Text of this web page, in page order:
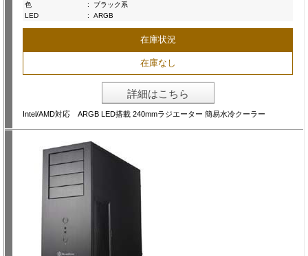
色
:
ブラック系
LED
: ARGB
在庫状況
在庫なし
詳細はこちら
Intel/AMD対応 ARGB LED搭載 240mmラジエーター 簡易水冷クーラー